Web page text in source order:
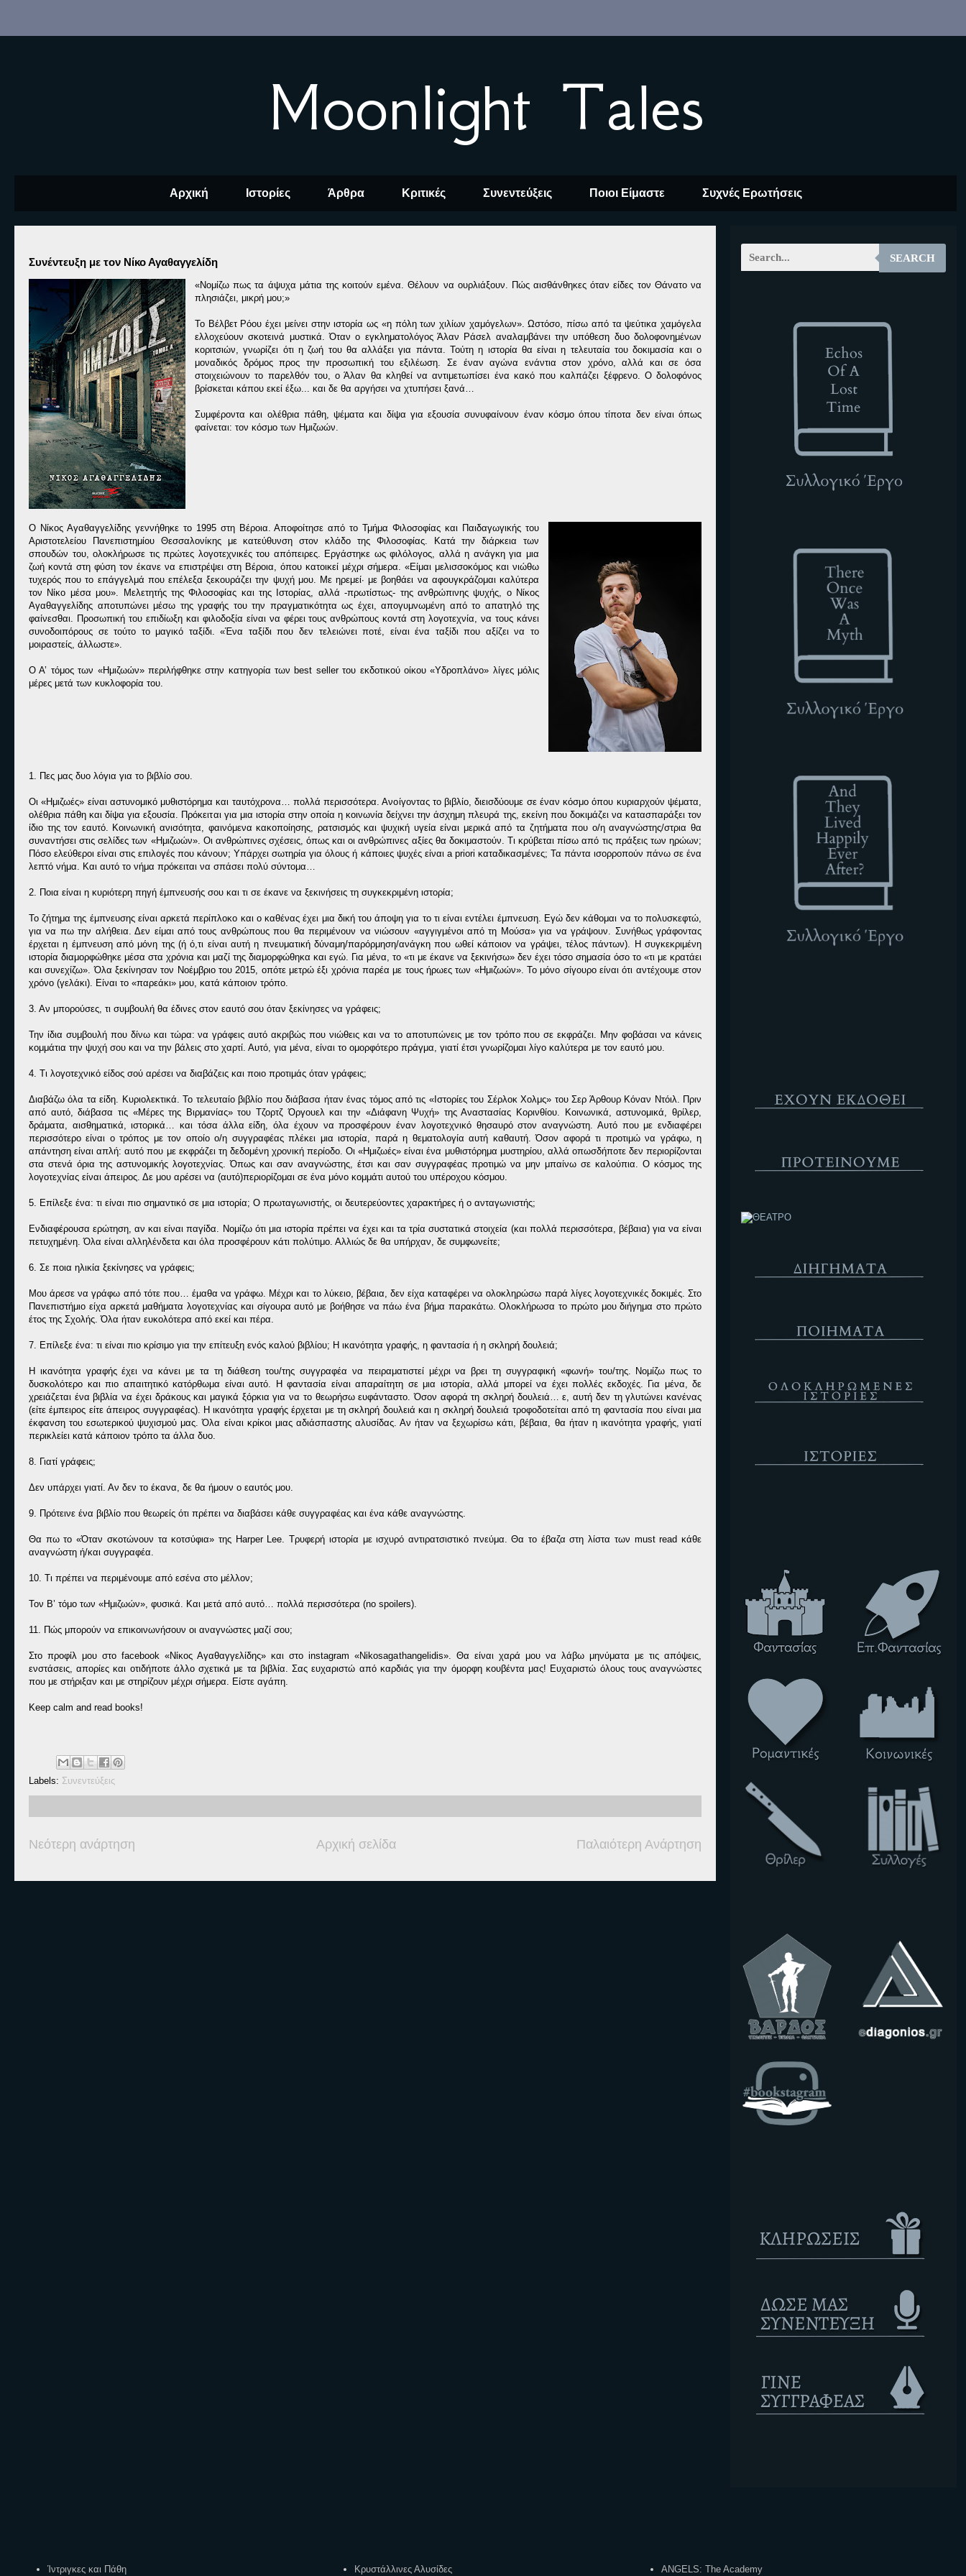
Moonlight Tales
Αρχική Ιστορίες Άρθρα Κριτικές Συνεντεύξεις Ποιοι Είμαστε Συχνές Ερωτήσεις
Συνέντευξη με τον Νίκο Αγαθαγγελίδη
«Νομίζω πως τα άψυχα μάτια της κοιτούν εμένα. Θέλουν να ουρλιάξουν. Πώς αισθάνθηκες όταν είδες τον Θάνατο να
πλησιάζει, μικρή μου;»
Το Βέλβετ Ρόου έχει μείνει στην ιστορία ως «η πόλη των χιλίων χαμόγελων». Ωστόσο, πίσω από τα ψεύτικα χαμόγελα
ελλοχεύουν σκοτεινά μυστικά. Όταν ο εγκληματολόγος Άλαν Ράσελ αναλαμβάνει την υπόθεση δυο δολοφονημένων
κοριτσιών, γνωρίζει ότι η ζωή του θα αλλάξει για πάντα. Τούτη η ιστορία θα είναι η τελευταία του δοκιμασία και ο
μοναδικός δρόμος προς την προσωπική του εξιλέωση. Σε έναν αγώνα ενάντια στον χρόνο, αλλά και σε όσα
στοιχειώνουν το παρελθόν του, ο Άλαν θα κληθεί να αντιμετωπίσει ένα κακό που καλπάζει ξέφρενο. Ο δολοφόνος
βρίσκεται κάπου εκεί έξω... και δε θα αργήσει να χτυπήσει ξανά…
Συμφέροντα και ολέθρια πάθη, ψέματα και δίψα για εξουσία συνυφαίνουν έναν κόσμο όπου τίποτα δεν είναι όπως
φαίνεται: τον κόσμο των Ημιζωών.
Ο Νίκος Αγαθαγγελίδης γεννήθηκε το 1995 στη Βέροια. Αποφοίτησε από το Τμήμα Φιλοσοφίας και Παιδαγωγικής του
Αριστοτελείου Πανεπιστημίου Θεσσαλονίκης με κατεύθυνση στον κλάδο της Φιλοσοφίας. Κατά την διάρκεια των
σπουδών του, ολοκλήρωσε τις πρώτες λογοτεχνικές του απόπειρες. Εργάστηκε ως φιλόλογος, αλλά η ανάγκη για μια
ζωή κοντά στη φύση τον έκανε να επιστρέψει στη Βέροια, όπου κατοικεί μέχρι σήμερα. «Είμαι μελισσοκόμος και νιώθω
τυχερός που το επάγγελμά που επέλεξα ξεκουράζει την ψυχή μου. Με ηρεμεί· με βοηθάει να αφουγκράζομαι καλύτερα
τον Νίκο μέσα μου». Μελετητής της Φιλοσοφίας και της Ιστορίας, αλλά -πρωτίστως- της ανθρώπινης ψυχής, ο Νίκος
Αγαθαγγελίδης αποτυπώνει μέσω της γραφής του την πραγματικότητα ως έχει, απογυμνωμένη από το απατηλό της
φαίνεσθαι. Προσωπική του επιδίωξη και φιλοδοξία είναι να φέρει τους ανθρώπους κοντά στη λογοτεχνία, να τους κάνει
συνοδοιπόρους σε τούτο το μαγικό ταξίδι. «Ένα ταξίδι που δεν τελειώνει ποτέ, είναι ένα ταξίδι που αξίζει να το
μοιραστείς, άλλωστε».
Ο Α’ τόμος των «Ημιζωών» περιλήφθηκε στην κατηγορία των best seller του εκδοτικού οίκου «Υδροπλάνο» λίγες μόλις
μέρες μετά των κυκλοφορία του.
1. Πες μας δυο λόγια για το βιβλίο σου.
Οι «Ημιζωές» είναι αστυνομικό μυθιστόρημα και ταυτόχρονα… πολλά περισσότερα. Ανοίγοντας το βιβλίο, διεισδύουμε σε έναν κόσμο όπου κυριαρχούν ψέματα,
ολέθρια πάθη και δίψα για εξουσία. Πρόκειται για μια ιστορία στην οποία η κοινωνία δείχνει την άσχημη πλευρά της, εκείνη που δοκιμάζει να κατασπαράξει τον
ίδιο της τον εαυτό. Κοινωνική ανισότητα, φαινόμενα κακοποίησης, ρατσισμός και ψυχική υγεία είναι μερικά από τα ζητήματα που ο/η αναγνώστης/στρια θα
συναντήσει στις σελίδες των «Ημιζωών». Οι ανθρώπινες σχέσεις, όπως και οι ανθρώπινες αξίες θα δοκιμαστούν. Τι κρύβεται πίσω από τις πράξεις των ηρώων;
Πόσο ελεύθεροι είναι στις επιλογές που κάνουν; Υπάρχει σωτηρία για όλους ή κάποιες ψυχές είναι a priori καταδικασμένες; Τα πάντα ισορροπούν πάνω σε ένα
λεπτό νήμα. Και αυτό το νήμα πρόκειται να σπάσει πολύ σύντομα…
2. Ποια είναι η κυριότερη πηγή έμπνευσής σου και τι σε έκανε να ξεκινήσεις τη συγκεκριμένη ιστορία;
Το ζήτημα της έμπνευσης είναι αρκετά περίπλοκο και ο καθένας έχει μια δική του άποψη για το τι είναι εντέλει έμπνευση. Εγώ δεν κάθομαι να το πολυσκεφτώ,
για να πω την αλήθεια. Δεν είμαι από τους ανθρώπους που θα περιμένουν να νιώσουν «αγγιγμένοι από τη Μούσα» για να γράψουν. Συνήθως γράφοντας
έρχεται η έμπνευση από μόνη της (ή ό,τι είναι αυτή η πνευματική δύναμη/παρόρμηση/ανάγκη που ωθεί κάποιον να γράψει, τέλος πάντων). Η συγκεκριμένη
ιστορία διαμορφώθηκε μέσα στα χρόνια και μαζί της διαμορφώθηκα και εγώ. Για μένα, το «τι με έκανε να ξεκινήσω» δεν έχει τόσο σημασία όσο το «τι με κρατάει
και συνεχίζω». Όλα ξεκίνησαν τον Νοέμβριο του 2015, οπότε μετρώ έξι χρόνια παρέα με τους ήρωες των «Ημιζωών». Το μόνο σίγουρο είναι ότι αντέχουμε στον
χρόνο (γελάκι). Είναι το «παρεάκι» μου, κατά κάποιον τρόπο.
3. Αν μπορούσες, τι συμβουλή θα έδινες στον εαυτό σου όταν ξεκίνησες να γράφεις;
Την ίδια συμβουλή που δίνω και τώρα: να γράφεις αυτό ακριβώς που νιώθεις και να το αποτυπώνεις με τον τρόπο που σε εκφράζει. Μην φοβάσαι να κάνεις
κομμάτια την ψυχή σου και να την βάλεις στο χαρτί. Αυτό, για μένα, είναι το ομορφότερο πράγμα, γιατί έτσι γνωρίζομαι λίγο καλύτερα με τον εαυτό μου.
4. Τι λογοτεχνικό είδος σού αρέσει να διαβάζεις και ποιο προτιμάς όταν γράφεις;
Διαβάζω όλα τα είδη. Κυριολεκτικά. Το τελευταίο βιβλίο που διάβασα ήταν ένας τόμος από τις «Ιστορίες του Σέρλοκ Χολμς» του Σερ Άρθουρ Κόναν Ντόιλ. Πριν
από αυτό, διάβασα τις «Μέρες της Βιρμανίας» του Τζορτζ Όργουελ και την «Διάφανη Ψυχή» της Αναστασίας Κορινθίου. Κοινωνικά, αστυνομικά, θρίλερ,
δράματα, αισθηματικά, ιστορικά… και τόσα άλλα είδη, όλα έχουν να προσφέρουν έναν λογοτεχνικό θησαυρό στον αναγνώστη. Αυτό που με ενδιαφέρει
περισσότερο είναι ο τρόπος με τον οποίο ο/η συγγραφέας πλέκει μια ιστορία, παρά η θεματολογία αυτή καθαυτή. Όσον αφορά τι προτιμώ να γράφω, η
απάντηση είναι απλή: αυτό που με εκφράζει τη δεδομένη χρονική περίοδο. Οι «Ημιζωές» είναι ένα μυθιστόρημα μυστηρίου, αλλά οπωσδήποτε δεν περιορίζονται
στα στενά όρια της αστυνομικής λογοτεχνίας. Όπως και σαν αναγνώστης, έτσι και σαν συγγραφέας προτιμώ να μην μπαίνω σε καλούπια. Ο κόσμος της
λογοτεχνίας είναι άπειρος. Δε μου αρέσει να (αυτό)περιορίζομαι σε ένα μόνο κομμάτι αυτού του υπέροχου κόσμου.
5. Επίλεξε ένα: τι είναι πιο σημαντικό σε μια ιστορία; Ο πρωταγωνιστής, οι δευτερεύοντες χαρακτήρες ή ο ανταγωνιστής;
Ενδιαφέρουσα ερώτηση, αν και είναι παγίδα. Νομίζω ότι μια ιστορία πρέπει να έχει και τα τρία συστατικά στοιχεία (και πολλά περισσότερα, βέβαια) για να είναι
πετυχημένη. Όλα είναι αλληλένδετα και όλα προσφέρουν κάτι πολύτιμο. Αλλιώς δε θα υπήρχαν, δε συμφωνείτε;
6. Σε ποια ηλικία ξεκίνησες να γράφεις;
Μου άρεσε να γράφω από τότε που… έμαθα να γράφω. Μέχρι και το λύκειο, βέβαια, δεν είχα καταφέρει να ολοκληρώσω παρά λίγες λογοτεχνικές δοκιμές. Στο
Πανεπιστήμιο είχα αρκετά μαθήματα λογοτεχνίας και σίγουρα αυτό με βοήθησε να πάω ένα βήμα παρακάτω. Ολοκλήρωσα το πρώτο μου διήγημα στο πρώτο
έτος της Σχολής. Όλα ήταν ευκολότερα από εκεί και πέρα.
7. Επίλεξε ένα: τι είναι πιο κρίσιμο για την επίτευξη ενός καλού βιβλίου; Η ικανότητα γραφής, η φαντασία ή η σκληρή δουλειά;
Η ικανότητα γραφής έχει να κάνει με τα τη διάθεση του/της συγγραφέα να πειραματιστεί μέχρι να βρει τη συγγραφική «φωνή» του/της. Νομίζω πως το
δυσκολότερο και πιο απαιτητικό κατόρθωμα είναι αυτό. Η φαντασία είναι απαραίτητη σε μια ιστορία, αλλά μπορεί να έχει πολλές εκδοχές. Για μένα, δε
χρειάζεται ένα βιβλία να έχει δράκους και μαγικά ξόρκια για να το θεωρήσω ευφάνταστο. Όσον αφορά τη σκληρή δουλειά… ε, αυτή δεν τη γλυτώνει κανένας
(είτε έμπειρος είτε άπειρος συγγραφέας). Η ικανότητα γραφής έρχεται με τη σκληρή δουλειά και η σκληρή δουλειά τροφοδοτείται από τη φαντασία που είναι μια
έκφανση του εσωτερικού ψυχισμού μας. Όλα είναι κρίκοι μιας αδιάσπαστης αλυσίδας. Αν ήταν να ξεχωρίσω κάτι, βέβαια, θα ήταν η ικανότητα γραφής, γιατί
περικλείει κατά κάποιον τρόπο τα άλλα δυο.
8. Γιατί γράφεις;
Δεν υπάρχει γιατί. Αν δεν το έκανα, δε θα ήμουν ο εαυτός μου.
9. Πρότεινε ένα βιβλίο που θεωρείς ότι πρέπει να διαβάσει κάθε συγγραφέας και ένα κάθε αναγνώστης.
Θα πω το «Όταν σκοτώνουν τα κοτσύφια» της Harper Lee. Τρυφερή ιστορία με ισχυρό αντιρατσιστικό πνεύμα. Θα το έβαζα στη λίστα των must read κάθε
αναγνώστη ή/και συγγραφέα.
10. Τι πρέπει να περιμένουμε από εσένα στο μέλλον;
Τον Β’ τόμο των «Ημιζωών», φυσικά. Και μετά από αυτό… πολλά περισσότερα (no spoilers).
11. Πώς μπορούν να επικοινωνήσουν οι αναγνώστες μαζί σου;
Στο προφίλ μου στο facebook «Νίκος Αγαθαγγελίδης» και στο instagram «Nikosagathangelidis». Θα είναι χαρά μου να λάβω μηνύματα με τις απόψεις,
ενστάσεις, απορίες και οτιδήποτε άλλο σχετικά με τα βιβλία. Σας ευχαριστώ από καρδιάς για την όμορφη κουβέντα μας! Ευχαριστώ όλους τους αναγνώστες
που με στήριξαν και με στηρίζουν μέχρι σήμερα. Είστε αγάπη.
Keep calm and read books!
Labels: Συνεντεύξεις
Νεότερη ανάρτηση Παλαιότερη Ανάρτηση
Αρχική σελίδα
SEARCH
Ίντριγκες και Πάθη Κρυστάλλινες Αλυσίδες ANGELS: The Academy